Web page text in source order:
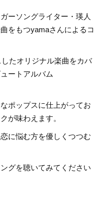
ーソングライター・瑛人
をもつyamaさんによるコ
たオリジナル楽曲をカバ
ートアルバム
ポップスに仕上がってお
が味わえます。
に悩む方を優しくつつむ
グを聴いてみてください